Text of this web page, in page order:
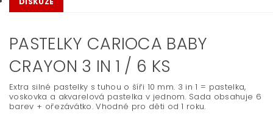
PASTELKY CARIOCA BABY
CRAYON 3 IN 1 / 6 KS
Extra silné pastelky s tuhou o šíři 10 mm. 3 in 1 = pastelka,
voskovka a akvarelová pastelka v jednom. Sada obsahuje 6
barev + ořezávátko. Vhodné pro děti od 1 roku.